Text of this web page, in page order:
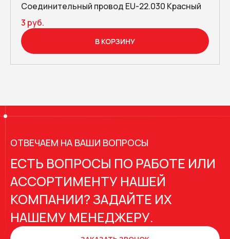
Соединительный провод EU-22.030 Красный
3 руб.
В КОРЗИНУ
ОТВЕЧАЕМ НА ВАШИ ВОПРОСЫ
ЕСТЬ ВОПРОСЫ ПО РАБОТЕ ИЛИ
АССОРТИМЕНТУ НАШЕЙ
КОМПАНИИ? ЗАДАЙТЕ ИХ
НАШЕМУ МЕНЕДЖЕРУ.